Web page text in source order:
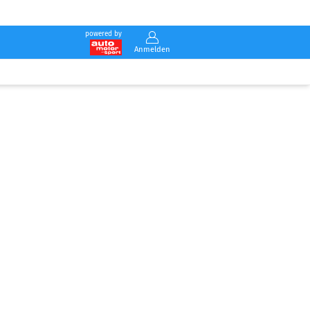
powered by
Anmelden